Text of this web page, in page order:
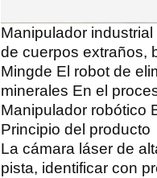
Manipulador
de cuerpos extraños,
Mingde El robot de
minerales En el
Manipulador robótico
Principio del producto
La cámara láser de
pista, identificar con